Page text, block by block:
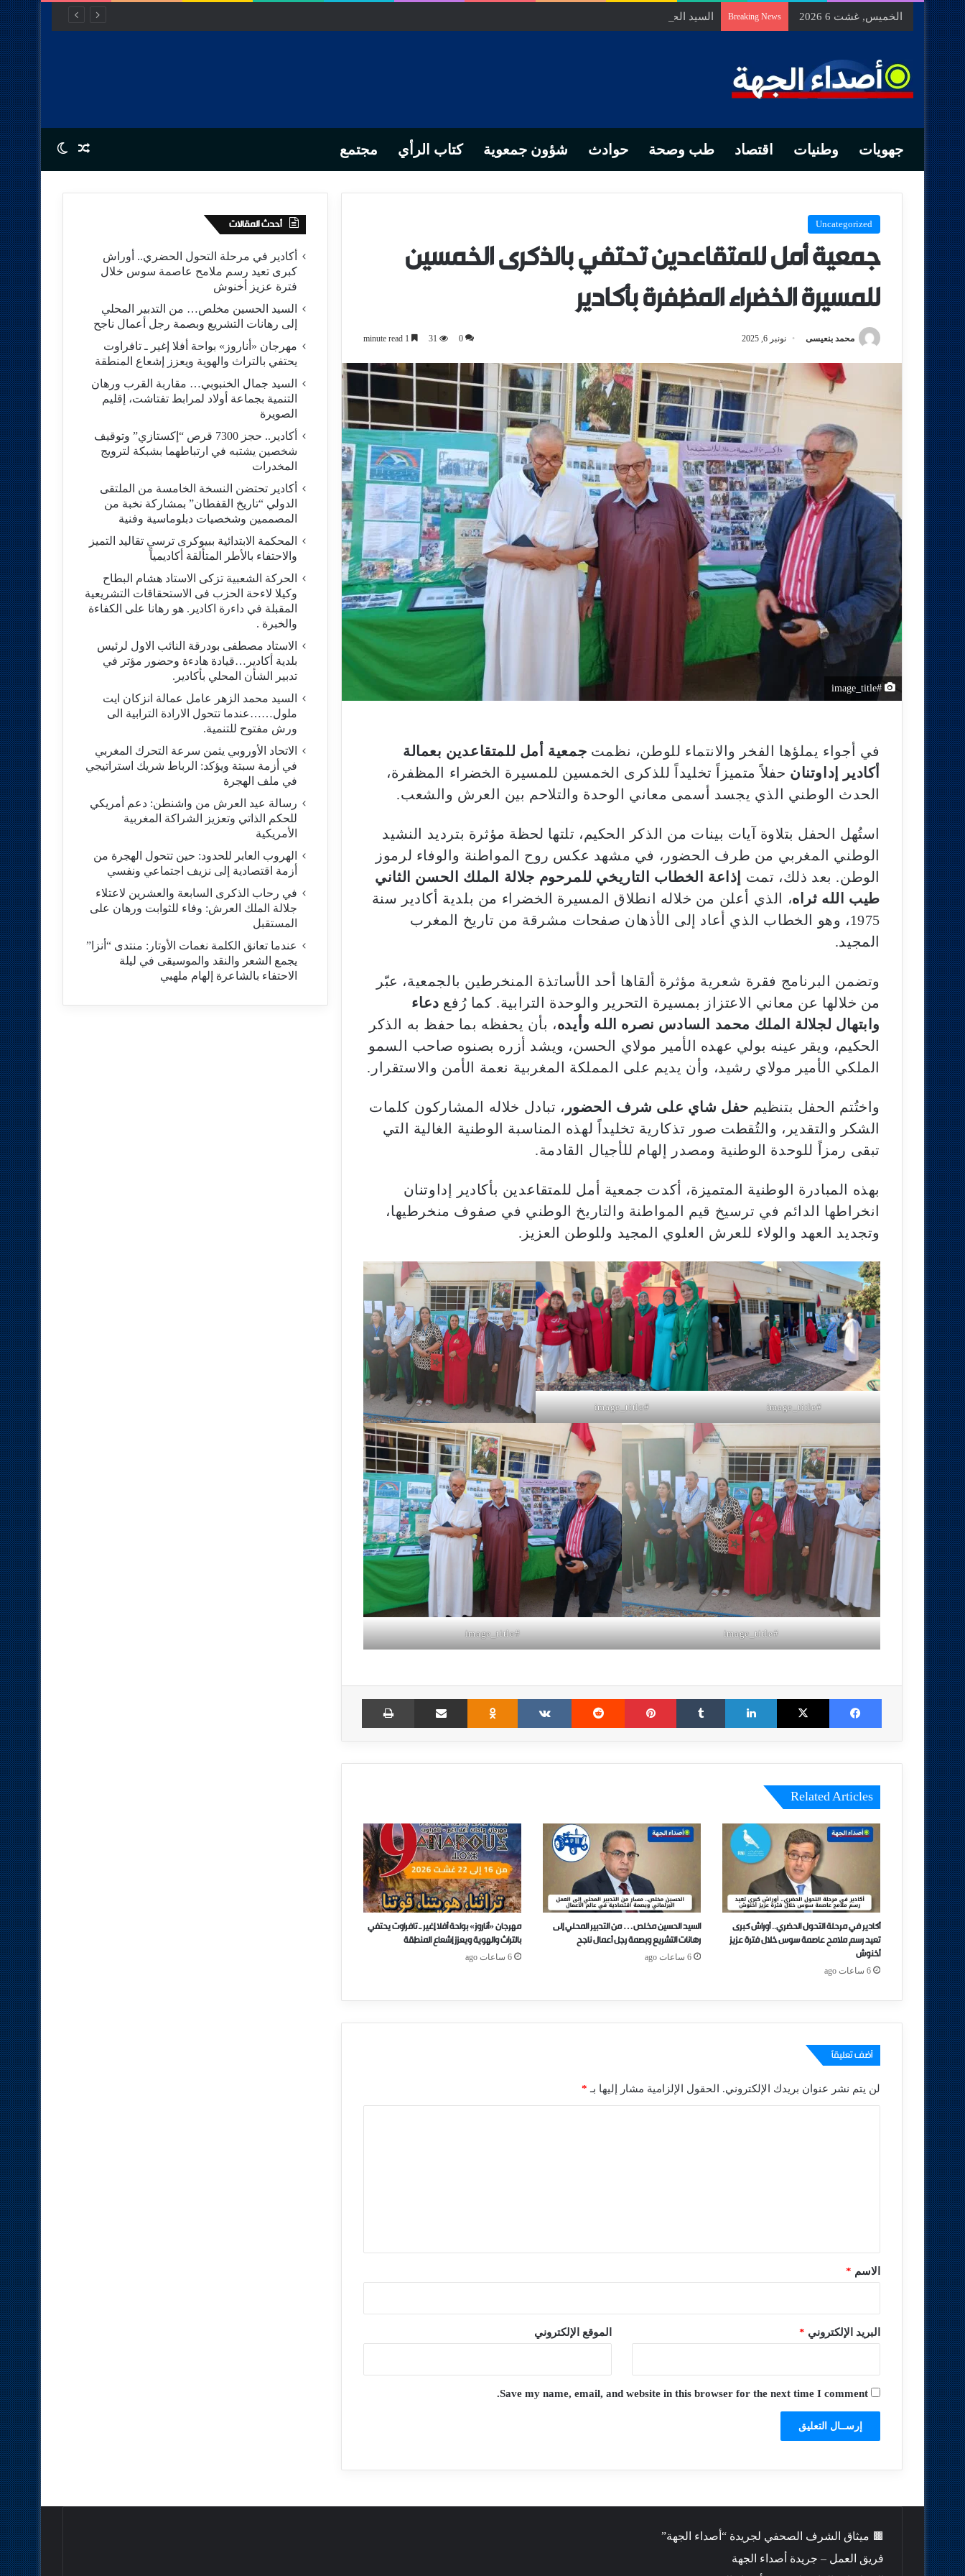
الخميس, غشت 6 2026 Breaking News السيد الحسين مخلص… من التدبير المحلي إلى رهانات التشريع وبصمة رجل أعمال ناجح
جهويات وطنيات اقتصاد طب وصحة حوادث شؤون جمعوية كتاب الرأي مجتمع Random Article
Switch skin
Uncategorized
جمعية أمل للمتقاعدين تحتفي بالذكرى الخمسين
للمسيرة الخضراء المظفرة بأكادير
محمد بنعيسى نونبر 6, 2025 0
31
#image_title
في أجواء يملؤها الفخر والانتماء للوطن، نظمت جمعية أمل للمتقاعدين بعمالة
أكادير إداوتنان حفلاً متميزاً تخليداً للذكرى الخمسين للمسيرة الخضراء المظفرة،
الحدث الوطني الذي يجسد أسمى معاني الوحدة والتلاحم بين العرش والشعب.
استُهل الحفل بتلاوة آيات بينات من الذكر الحكيم، تلتها لحظة مؤثرة بترديد النشيد
الوطني المغربي من طرف الحضور، في مشهد عكس روح المواطنة والوفاء لرموز
الوطن. بعد ذلك، تمت
إذاعة الخطاب التاريخي للمرحوم جلالة الملك الحسن الثاني
طيب الله ثراه، الذي أعلن من خلاله انطلاق المسيرة الخضراء من بلدية أكادير سنة
1975، وهو الخطاب الذي أعاد إلى الأذهان صفحات مشرقة من تاريخ المغرب
المجيد.
وتضمن البرنامج فقرة شعرية مؤثرة ألقاها أحد الأساتذة المنخرطين بالجمعية، عبّر
من خلالها عن معاني الاعتزاز بمسيرة التحرير والوحدة الترابية. كما رُفع دعاء
وابتهال لجلالة الملك محمد السادس نصره الله وأيده، بأن يحفظه بما حفظ به الذكر
الحكيم، ويقر عينه بولي عهده الأمير مولاي الحسن، ويشد أزره بصنوه صاحب السمو
الملكي الأمير مولاي رشيد، وأن يديم على المملكة المغربية نعمة الأمن والاستقرار.
واختُتم الحفل بتنظيم حفل شاي على شرف الحضور ، تبادل خلاله المشاركون كلمات
الشكر والتقدير، والتُقطت صور تذكارية تخليداً لهذه المناسبة الوطنية الغالية التي
تبقى رمزاً للوحدة الوطنية ومصدر إلهام للأجيال القادمة.
بهذه المبادرة الوطنية المتميزة، أكدت جمعية أمل للمتقاعدين بأكادير إداوتنان
انخراطها الدائم في ترسيخ قيم المواطنة والتاريخ الوطني في صفوف منخرطيها،
وتجديد العهد والولاء للعرش العلوي المجيد وللوطن العزيز.
#image_title
#image_title
#image_title
#image_title
Facebook
X
LinkedIn
Tumblr
Pinterest
Reddit
VKontakte
Odnoklassniki
Share via Email
Print
Related Articles
أكادير في مرحلة التحول الحضري.. أوراش كبرى
تعيد رسم ملامح عاصمة سوس خلال فترة عزيز
أخنوش
6 ساعات ago
السيد الحسين مخلص… من التدبير المحلي إلى
رهانات التشريع وبصمة رجل أعمال ناجح
6 ساعات ago
مهرجان «أناروز» بواحة أفلا إغير ـ تافراوت يحتفي
بالتراث والهوية ويعزز إشعاع المنطقة
6 ساعات ago
أضف تعليقاً
لن يتم نشر عنوان بريدك الإلكتروني. الحقول الإلزامية مشار إليها بـ *
*الاسم *
البريد الإلكتروني * الموقع الإلكتروني
Save my name, email, and website in this browser for the next time I comment.
أحدث المقالات
أكادير في مرحلة التحول الحضري.. أوراش
كبرى تعيد رسم ملامح عاصمة سوس خلال
فترة عزيز أخنوش
السيد الحسين مخلص… من التدبير المحلي
إلى رهانات التشريع وبصمة رجل أعمال ناجح
مهرجان «أناروز» بواحة أفلا إغير ـ تافراوت
يحتفي بالتراث والهوية ويعزز إشعاع المنطقة
السيد جمال الخنبوبي… مقاربة القرب ورهان
التنمية بجماعة أولاد لمرابط تفتاشت، إقليم
الصويرة
أكادير.. حجز 7300 قرص “إكستازي” وتوقيف
شخصين يشتبه في ارتباطهما بشبكة لترويج
المخدرات
أكادير تحتضن النسخة الخامسة من الملتقى
الدولي “تاريخ القفطان” بمشاركة نخبة من
المصممين وشخصيات دبلوماسية وفنية
المحكمة الابتدائية ببيوكرى ترسي تقاليد التميز
والاحتفاء بالأطر المتألقة أكاديمياً
الحركة الشعبية تزكى الاستاد هشام البطاح
وكيلا لاءحة الحزب فى الاستحقاقات التشريعية
المقبلة في داءرة اكادير. هو رهانا على الكفاءة
والخبرة .
الاستاد مصطفى بودرقة النائب الاول لرئيس
بلدية أكادير…قيادة هادءة وحضور مؤتر في
تدبير الشأن المحلي بأكادير.
السيد محمد الزهر عامل عمالة انزكان ايت
ملول……عندما تتحول الارادة الترابية الى
ورش مفتوح للتنمية.
الاتحاد الأوروبي يثمن سرعة التحرك المغربي
في أزمة سبتة ويؤكد: الرباط شريك استراتيجي
في ملف الهجرة
رسالة عيد العرش من واشنطن: دعم أمريكي
للحكم الذاتي وتعزيز الشراكة المغربية
الأمريكية
​الهروب العابر للحدود: حين تتحول الهجرة من
أزمة اقتصادية إلى نزيف اجتماعي ونفسي
في رحاب الذكرى السابعة والعشرين لاعتلاء
جلالة الملك العرش: وفاء للثوابت ورهان على
المستقبل
​عندما تعانق الكلمة نغمات الأوتار: منتدى “أنزا”
يجمع الشعر والنقد والموسيقى في ليلة
الاحتفاء بالشاعرة إلهام ملهبي
🟫 ميثاق الشرف الصحفي لجريدة “أصداء الجهة”
فريق العمل – جريدة أصداء الجهة